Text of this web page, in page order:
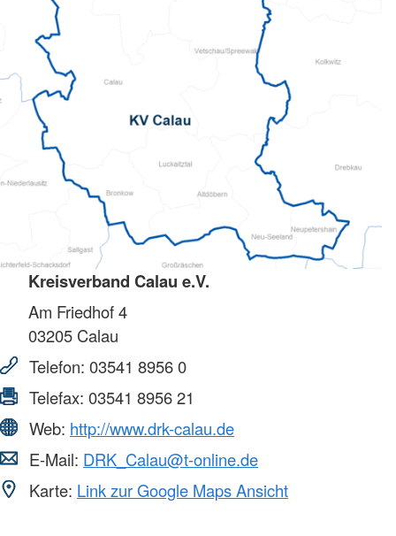
Kreisverband Calau e.V.
Am Friedhof 4
03205 Calau
Telefon: 03541 8956 0
Telefax: 03541 8956 21
Web: http://www.drk-calau.de
E-Mail: DRK_Calau@t-online.de
Karte: Link zur Google Maps Ansicht